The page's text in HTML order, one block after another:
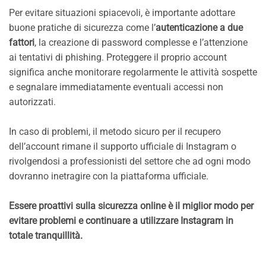
Per evitare situazioni spiacevoli, è importante adottare
buone pratiche di sicurezza come l’autenticazione a due
fattori, la creazione di password complesse e l’attenzione
ai tentativi di phishing. Proteggere il proprio account
significa anche monitorare regolarmente le attività sospette
e segnalare immediatamente eventuali accessi non
autorizzati.
In caso di problemi, il metodo sicuro per il recupero
dell’account rimane il supporto ufficiale di Instagram o
rivolgendosi a professionisti del settore che ad ogni modo
dovranno inetragire con la piattaforma ufficiale.
Essere proattivi sulla sicurezza online è il miglior modo per
evitare problemi e continuare a utilizzare Instagram in
totale tranquillità.